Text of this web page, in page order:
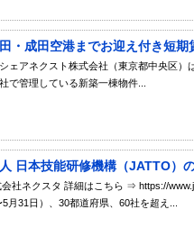
・成田空港までお迎え付き短期
ェアネクスト株式会社（東京都中央区
で管理している新築一棟物件...
日本技能研修機構（JATTO）
社ネクスタ 詳細はこちら ⇒ https://
31日）、30都道府県、60社を超え...